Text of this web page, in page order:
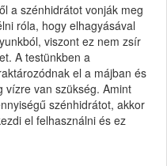
a szénhidrátot vonják meg
róla, hogy elhagyásával
viszont ez nem zsír
A testünkben a
el a májban és
vízre van szükség. Amint
szénhidrátot, akkor
el felhasználni és ez